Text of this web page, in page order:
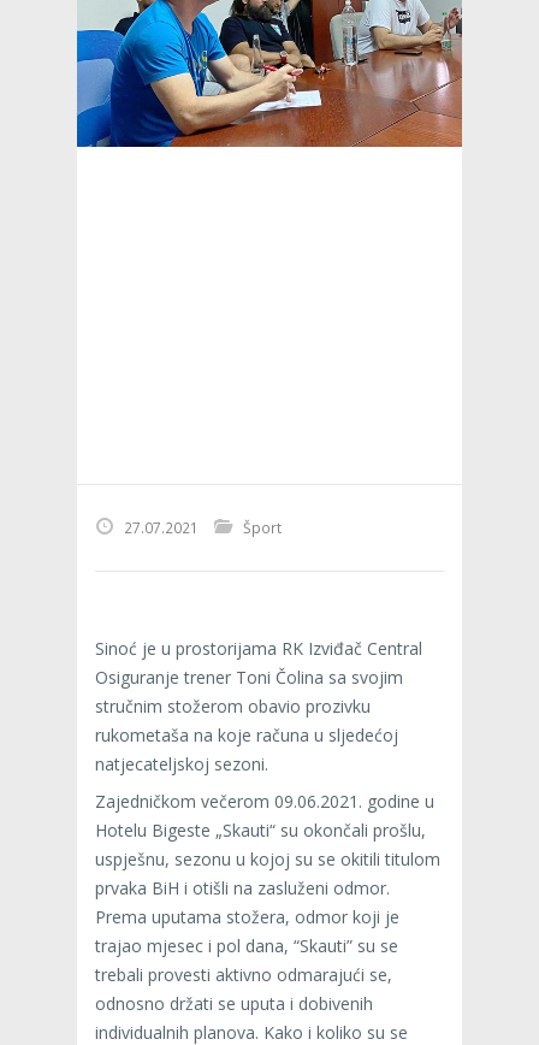
27.07.2021 Šport
Sinoć je u prostorijama RK Izviđač Central
Osiguranje trener Toni Čolina sa svojim
stručnim stožerom obavio prozivku
rukometaša na koje računa u sljedećoj
natjecateljskoj sezoni.
Zajedničkom večerom 09.06.2021. godine u
Hotelu Bigeste „Skauti“ su okončali prošlu,
uspješnu, sezonu u kojoj su se okitili titulom
prvaka BiH i otišli na zasluženi odmor.
Prema uputama stožera, odmor koji je
trajao mjesec i pol dana, “Skauti” su se
trebali provesti aktivno odmarajući se,
odnosno držati se uputa i dobivenih
individualnih planova. Kako i koliko su se